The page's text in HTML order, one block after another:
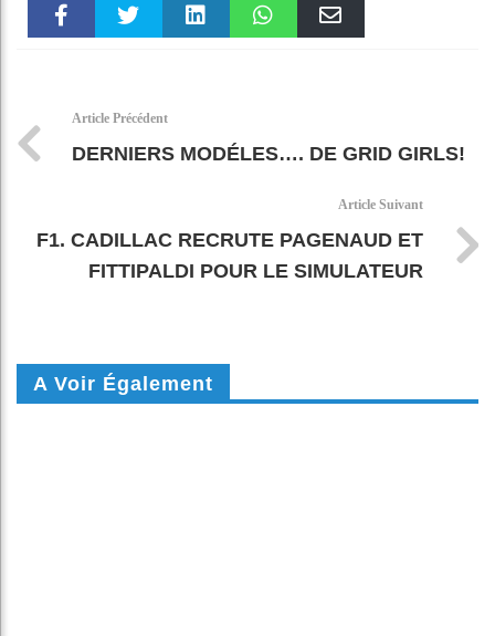
Article Précédent
DERNIERS MODÉLES…. DE GRID GIRLS!
Article Suivant
F1. CADILLAC RECRUTE PAGENAUD ET
FITTIPALDI POUR LE SIMULATEUR
A Voir Également